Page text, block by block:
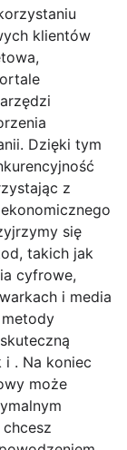
klientów
Dzięki tym
z
się
takich jak
cyfrowe,
i media
metody
. Na koniec
może